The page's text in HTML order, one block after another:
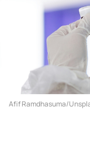
Afif Ramdhasuma/